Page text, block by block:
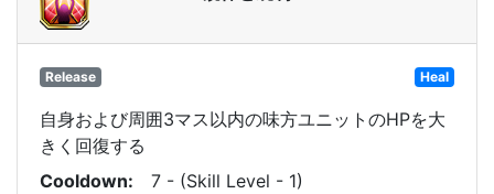
Release Heal
自身および周囲3マス以内の味方ユニットのHPを大
きく回復する
Cooldown
7 - (Skill Level - 1)